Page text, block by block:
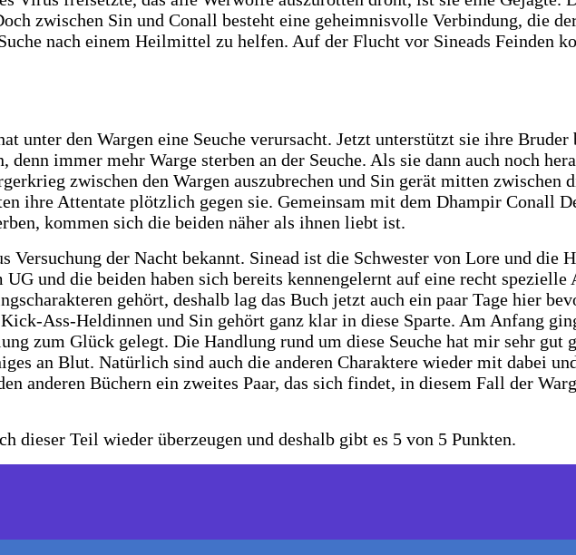
zwischen Sin und Conall besteht eine geheimnisvolle Verbindung, die
nach einem Heilmittel zu helfen. Auf der Flucht vor Sineads Feinden
unter den Wargen eine Seuche verursacht. Jetzt unterstützt sie ihre Bruder
immer mehr Warge sterben an der Seuche. Als sie dann auch noch
zwischen den Wargen auszubrechen und Sin gerät mitten zwischen
ihre Attentate plötzlich gegen sie. Gemeinsam mit dem Dhampir Conall
kommen sich die beiden näher als ihnen liebt ist.
Versuchung der Nacht bekannt. Sinead ist die Schwester von Lore und die
und die beiden haben sich bereits kennengelernt auf eine recht spezielle
gehört, deshalb lag das Buch jetzt auch ein paar Tage hier
Ass-Heldinnen und Sin gehört ganz klar in diese Sparte. Am Anfang
zum Glück gelegt. Die Handlung rund um diese Seuche hat mir sehr gut
an Blut. Natürlich sind auch die anderen Charaktere wieder mit dabei
anderen Büchern ein zweites Paar, das sich findet, in diesem Fall der
dieser Teil wieder überzeugen und deshalb gibt es 5 von 5 Punkten.